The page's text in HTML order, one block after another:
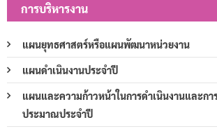
การบริหารงาน
แผนยุทธศาสตร์หรือแผนพัฒนาหน่วยงาน
แผนดำเนินงานประจำปี
แผนและความก้าวหน้าในการดำเนินงานและกา
ประมาณประจำปี